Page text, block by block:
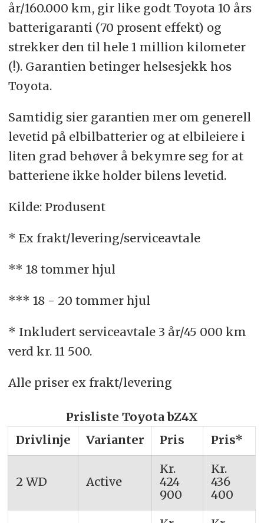
år/160.000 km, gir like godt Toyota 10 års
batterigaranti (70 prosent effekt) og
strekker den til hele 1 million kilometer
(!). Garantien betinger helsesjekk hos
Toyota.
Samtidig sier garantien mer om generell
levetid på elbilbatterier og at elbileiere i
liten grad behøver å bekymre seg for at
batteriene ikke holder bilens levetid.
Kilde: Produsent
* Ex frakt/levering/serviceavtale
** 18 tommer hjul
*** 18 - 20 tommer hjul
* Inkludert serviceavtale 3 år/45 000 km
verd kr. 11 500.
Alle priser ex frakt/levering
Prisliste Toyota bZ4X
Drivlinje
Varianter Pris Pris*
2 WD Active
Kr.
424
900
Kr.
436
400